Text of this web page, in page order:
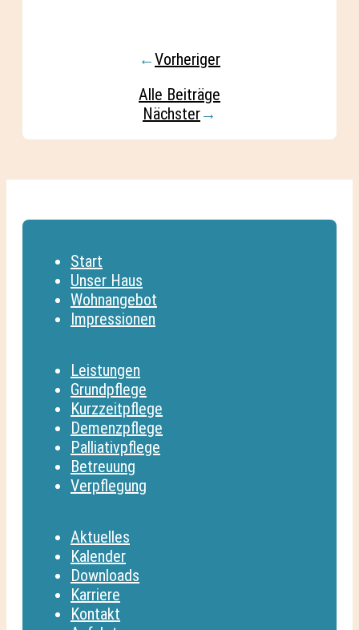
←Vorheriger
Alle Beiträge
Nächster→
Start
Unser Haus
Wohnangebot
Impressionen
Leistungen
Grundpflege
Kurzzeitpflege
Demenzpflege
Palliativpflege
Betreuung
Verpflegung
Aktuelles
Kalender
Downloads
Karriere
Kontakt